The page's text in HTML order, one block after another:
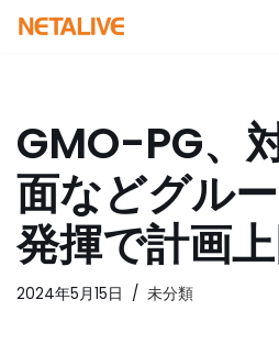
ン
ツ
へ
ス
キ
ッ
プ
GMO-PG、
面などグル
発揮で計画
2024年5月15日 未分類